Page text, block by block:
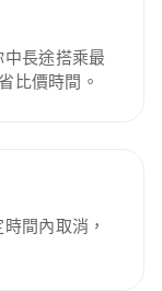
長途搭乘最
比價時間。
間內取消，